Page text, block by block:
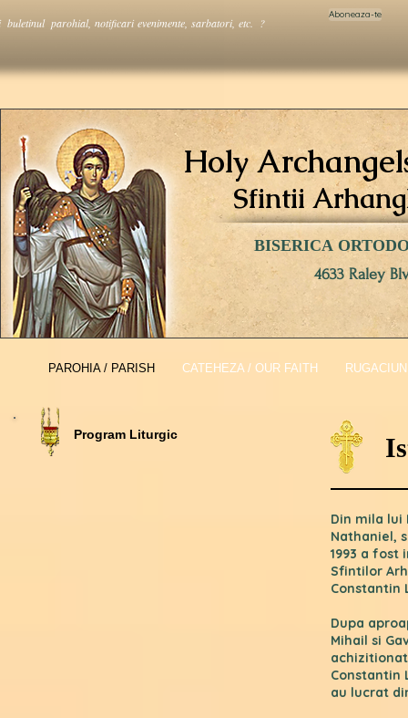
Sfintii
BISERICA
4633 Raley
Holy
PAROHIA / PARISH CATEHEZA / OUR FAITH
Program Liturgic
Din mila lui
Nathaniel,
1993 a fost
Sfintilor
Constantin
Dupa
Mihail si
Constantin
au lucrat
parohial, notificari evenimente, sarbatori, etc. ?
Aboneaza-te